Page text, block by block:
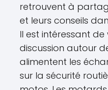
retrouvent à
et leurs conseils
Il est intéressant de
discussion autour
alimentent les
sur la sécurité